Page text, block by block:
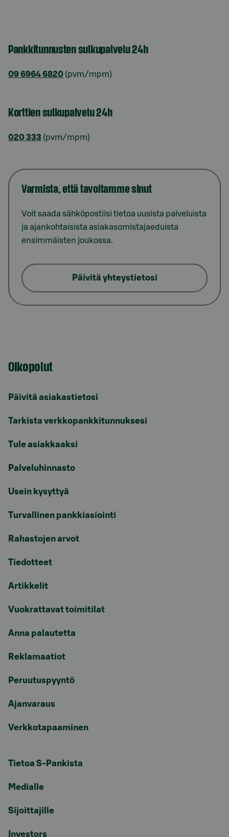
Pankkitunnusten sulkupalvelu 24h
09 6964 6820 (pvm/mpm)
Korttien sulkupalvelu 24h
020 333 (pvm/mpm)
Varmista, että tavoitamme sinut
Voit saada sähköpostiisi tietoa uusista palveluista
ja ajankohtaisista asiakasomistajaeduista
ensimmäisten joukossa.
Päivitä yhteystietosi
Oikopolut
Päivitä asiakastietosi
Tarkista verkkopankkitunnuksesi
Tule asiakkaaksi
Palveluhinnasto
Usein kysyttyä
Turvallinen pankkiasiointi
Rahastojen arvot
Tiedotteet
Artikkelit
Vuokrattavat toimitilat
Anna palautetta
Reklamaatiot
Peruutuspyyntö
Ajanvaraus
Verkkotapaaminen
Tietoa S-Pankista
Medialle
Sijoittajille
Investors